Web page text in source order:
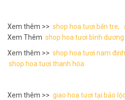
Xem thêm >> shop hoa tươi bến tre,
Xem Thêm shop hoa tươi bình dương
Xem thêm >> shop hoa tươi nam định
shop hoa tươi thanh hóa
Xem thêm >> giao hoa tươi tại bảo